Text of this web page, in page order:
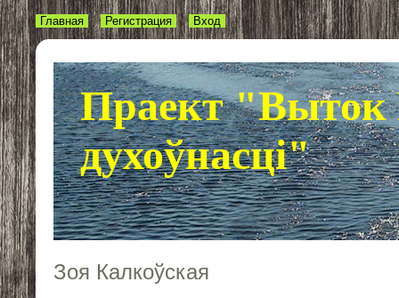
Праект "Выток
духоўнасці"
Главная Регистрация Вход
Зоя Калкоўская